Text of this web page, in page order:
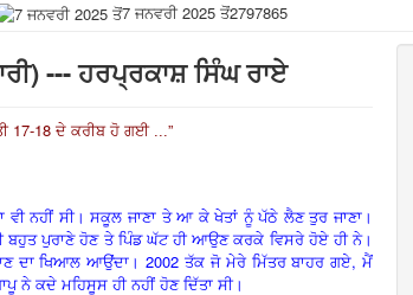
7 ਜਨਵਰੀ 2025 ਤੋਂ2797865
--- ਹਰਪ੍ਰਕਾਸ਼ ਸਿੰਘ ਰਾਏ
17-18 ਦੇ ਕਰੀਬ ਹੋ ਗਈ ... ”
ਵੀ ਨਹੀਂ ਸੀ। ਸਕੂਲ ਜਾਣਾ ਤੇ ਆ ਕੇ ਖੇਤਾਂ ਨੂੰ ਪੱਠੇ ਲੈਣ ਤੁਰ ਜਾਣਾ।
ਪੁਰਾਣੇ ਹੋਣ ਤੇ ਪਿੰਡ ਘੱਟ ਹੀ ਆਉਣ ਕਰਕੇ ਵਿਸਰੇ ਹੋਏ ਹੀ ਨੇ।
ਦਾ ਖਿਆਲ ਆਉਂਦਾ।2002 ਤੱਕ ਜੋ ਮੇਰੇ ਮਿੱਤਰ ਬਾਹਰ ਗਏ,ਮੈਂ
ਨੇ ਕਦੇ ਮਹਿਸੂਸ ਹੀ ਨਹੀਂ ਹੋਣ ਦਿੱਤਾ ਸੀ।